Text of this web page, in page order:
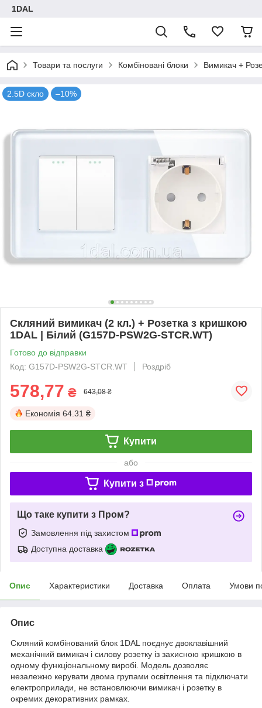
1DAL
Товари та послуги Комбіновані блоки Вимикач +
2.5D скло –10%
Скляний вимикач (2 кл.) + Розетка з кришкою
1DAL | Білий (G157D-PSW2G-STCR.WT)
Готово до відправки
Код: G157D-PSW2G-STCR.WT
Роздріб
578,77 ₴ 643,08 ₴
Економія 64.31 ₴
Купити
або
Купити з
Що таке купити з Пром?
Замовлення під захистом
Доступна доставка
Опис Характеристики Доставка Оплата Умови
Опис
Скляний комбінований блок 1DAL поєднує двоклавішний
механічний вимикач і силову розетку із захисною кришкою в
одному функціональному виробі. Модель дозволяє
незалежно керувати двома групами освітлення та підключати
електроприлади, не встановлюючи вимикач і розетку в
окремих декоративних рамках.